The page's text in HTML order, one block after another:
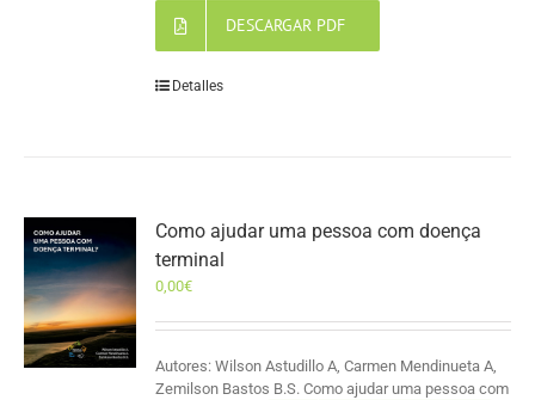
DESCARGAR PDF
Detalles
Como ajudar uma pessoa com doença
terminal
0,00€
Autores: Wilson Astudillo A, Carmen Mendinueta A,
Zemilson Bastos B.S. Como ajudar uma pessoa com